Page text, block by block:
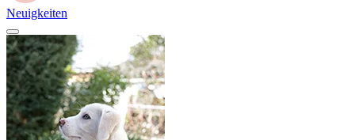
Neuigkeiten